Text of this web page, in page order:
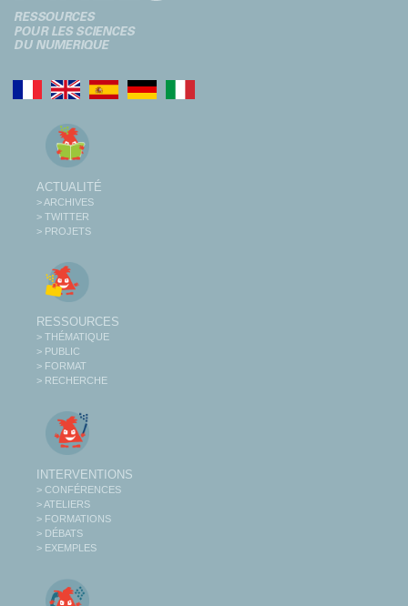
ACTUALITÉ
> ARCHIVES
> TWITTER
> PROJETS
RESSOURCES
> THÉMATIQUE
> PUBLIC
> FORMAT
> RECHERCHE
INTERVENTIONS
> CONFÉRENCES
> ATELIERS
> FORMATIONS
> DÉBATS
> EXEMPLES